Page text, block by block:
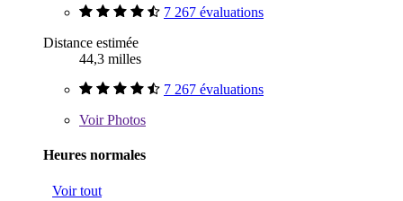
7 267 évaluations
Distance estimée
44,3 milles
7 267 évaluations
VoirPhotos
Heures normales
Voir tout